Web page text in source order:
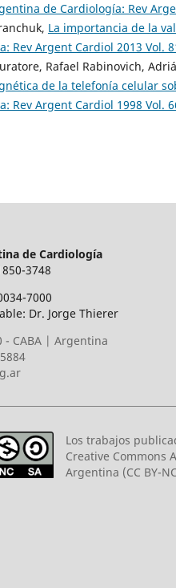
de Cardiología: Rev
La importancia de la
Rev Argent Cardiol 2013 Vol.
Rafael Rabinovich,
de la telefonía celular
Rev Argent Cardiol 1998 Vol.
de Cardiología
3748
7000
Dr. Jorge Thierer
- CABA | Argentina
Los trabajos
Creative Commons
Argentina (CC BY-